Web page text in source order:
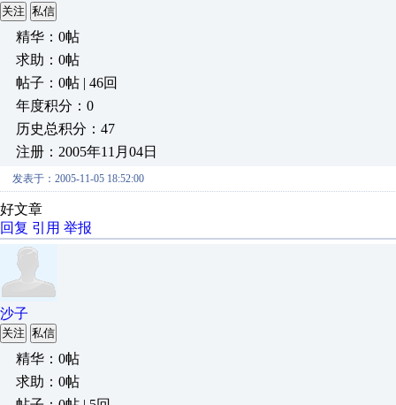
关注 私信
精华：0帖
求助：0帖
帖子：0帖 | 46回
年度积分：0
历史总积分：47
注册：2005年11月04日
发表于：2005-11-05 18:52:00
好文章
回复 引用 举报
沙子
关注 私信
精华：0帖
求助：0帖